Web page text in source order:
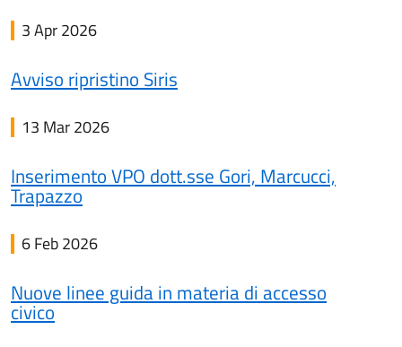
3 Apr 2026
Avviso ripristino Siris
13 Mar 2026
Inserimento VPO dott.sse Gori, Marcucci,
Trapazzo
6 Feb 2026
Nuove linee guida in materia di accesso
civico